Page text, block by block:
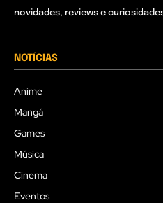
novidades, reviews e
NOTÍCIAS
Anime
Mangá
Games
Música
Cinema
Eventos